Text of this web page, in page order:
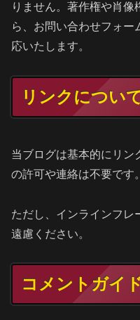
りません。著作権や肖像
ら、お問い合わせフォー
応いたします。
リンクについ
当ブログは基本的にリン
の許可や連絡は不要です。
ただし、インラインフレ
遠慮ください。
コメントガイ